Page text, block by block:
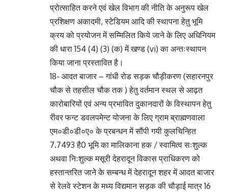
प्रोत्साहित करने एवं खेल विभाग की नीति के अनुरूप खेल
प्रशिक्षण अकादमी, स्टेडियम आदि की स्थापना हेतु भूमि
क्रय को प्रयोजन में सम्मिलित किये जाने के लिए अधिनियम
की धारा 154 (4) (3) (क) में खण्ड (vi) का अन्तःस्थापन
किया जाना प्रस्तावित है।
18- आदत बाजार – गांधी रोड सड़क चौड़ीकरण (सहारनपुर
चौक से तहसील चौक तक ) हेतु वर्तमान स्थल से आढ़त
कारोबारियों एवं अन्य प्रभावित दुकानदारों के विस्थापन हेतु
रीवर फन्ट डवलपमेन्ट योजना के लिए ग्राम ब्राह्मणवाला
एम०डी०डी०ए० के प्रबन्धन में सौंपी गयी कुलचिन्हित
7.7493 है0 भूमि का मालिकाना हक / स्वामित्व सःशुल्क
अथवा निःशुल्क मसूरी देहरादून विकास प्राधिकरण को
हस्तान्तरित जाने के सम्बन्ध में देहरादून शहर में आदत बाजार
से रेलवे स्टेशन के मध्य विद्यमान सड़क की चौड़ाई मात्र 16